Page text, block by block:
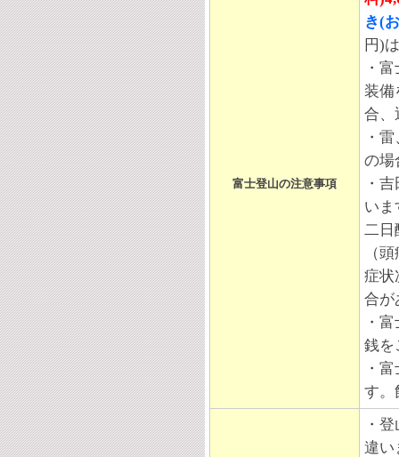
富士登山の注意事項
き(
円)
・
装備
合、
・
の場
・
いま
二日
（
症状
合が
・
銭を
・
す。
・
違い